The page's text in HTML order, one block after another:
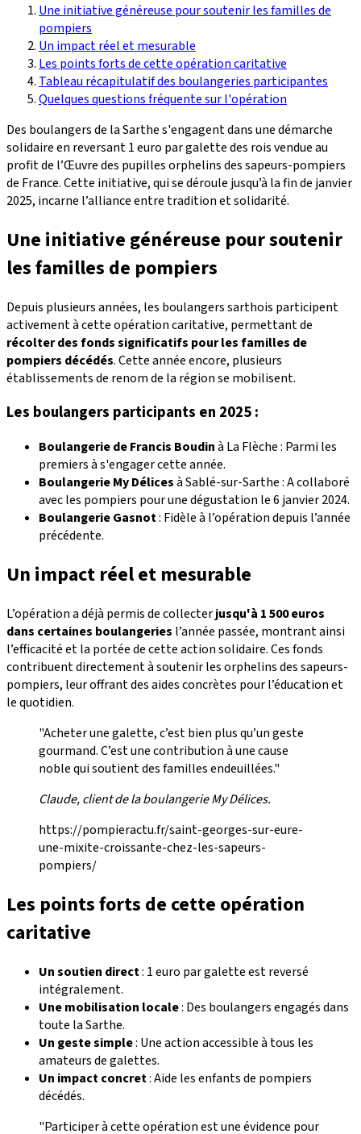
Une initiative généreuse pour soutenir les familles de
pompiers
Un impact réel et mesurable
Les points forts de cette opération caritative
Tableau récapitulatif des boulangeries participantes
Quelques questions fréquente sur l'opération
Des boulangers de la Sarthe s'engagent dans une démarche
solidaire en reversant 1 euro par galette des rois vendue au
profit de l’Œuvre des pupilles orphelins des sapeurs-pompiers
de France. Cette initiative, qui se déroule jusqu’à la fin de janvier
2025, incarne l’alliance entre tradition et solidarité.
Une initiative généreuse pour soutenir
les familles de pompiers
Depuis plusieurs années, les boulangers sarthois participent
activement à cette opération caritative, permettant de
récolter des fonds significatifs pour les familles de
pompiers décédés. Cette année encore, plusieurs
établissements de renom de la région se mobilisent.
Les boulangers participants en 2025 :
Boulangerie de Francis Boudinà La Flèche : Parmi les
premiers à s'engager cette année.
Boulangerie My Délicesà Sablé-sur-Sarthe : A collaboré
avec les pompiers pour une dégustation le 6 janvier 2024.
Boulangerie Gasnot: Fidèle à l’opération depuis l’année
précédente.
Un impact réel et mesurable
L’opération a déjà permis de collecterjusqu'à 1 500 euros
dans certaines boulangeries l’année passée, montrant ainsi
l’efficacité et la portée de cette action solidaire. Ces fonds
contribuent directement à soutenir les orphelins des sapeurs-
pompiers, leur offrant des aides concrètes pour l’éducation et
le quotidien.
"Acheter une galette, c’est bien plus qu’un geste
gourmand. C’est une contribution à une cause
noble qui soutient des familles endeuillées."
Claude, client de la boulangerie My Délices.
https://pompieractu.fr/saint-georges-sur-eure-
une-mixite-croissante-chez-les-sapeurs-
pompiers/
Les points forts de cette opération
caritative
Un soutien direct: 1 euro par galette est reversé
intégralement.
Une mobilisation locale: Des boulangers engagés dans
toute la Sarthe.
Un geste simple: Une action accessible à tous les
amateurs de galettes.
Un impact concret: Aide les enfants de pompiers
décédés.
"Participer à cette opération est une évidence pour